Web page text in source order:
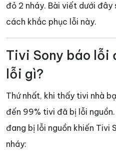
đỏ 2 nháy. Bài viết dưới đây
cách khắc phục lỗi này.
Tivi Sony báo lỗi
lỗi gì?
Thứ nhất, khi thấy tivi nhà
đến 99% tivi đã bị lỗi
đang bị lỗi nguồn khiến Tivi
nháy: